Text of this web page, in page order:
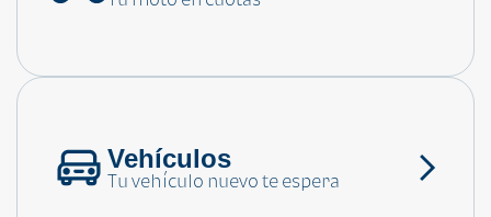
Vehículos
Tu vehículo nuevo te espera